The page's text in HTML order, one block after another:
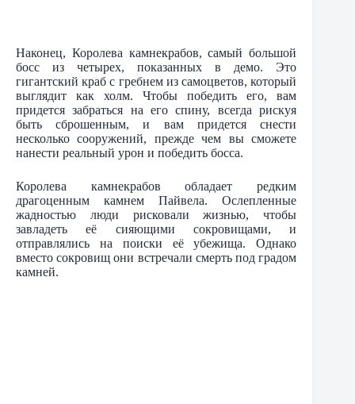
Наконец, Королева камнекрабов, самый большой
босс из четырех, показанных в демо. Это
гигантский краб с гребнем из самоцветов, который
выглядит как холм. Чтобы победить его, вам
придется забраться на его спину, всегда рискуя
быть сброшенным, и вам придется снести
несколько сооружений, прежде чем вы сможете
нанести реальный урон и победить босса.
Королева камнекрабов обладает редким
драгоценным камнем Пайвела. Ослепленные
жадностью люди рисковали жизнью, чтобы
завладеть её сияющими сокровищами, и
отправлялись на поиски её убежища. Однако
вместо сокровищ они встречали смерть под градом
камней.